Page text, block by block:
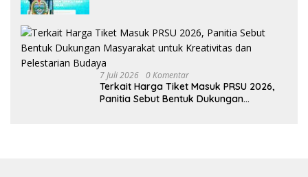
7 Juli 2026 0 Komentar
Terkait Harga Tiket Masuk PRSU 2026,
Panitia Sebut Bentuk Dukungan